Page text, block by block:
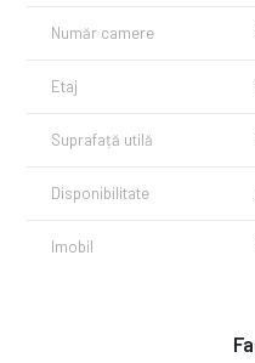
- Ideal pentru investitie
- Zona ultracentrala
- Apropiat de toate facilitatile
Pentru mai multe detalii nu
CP2458301
Număr camere
Etaj
Suprafață utilă
Disponibilitate
Imobil